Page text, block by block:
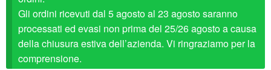
child
FAQ
Gli ordini ricevuti dal 5 agosto al 23 agosto saranno
processati ed evasi non prima del 25/26 agosto a causa
della chiusura estiva dell’azienda. Vi ringraziamo per la
comprensione.